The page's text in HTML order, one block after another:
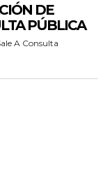
DE
PÚBLICA
A Consulta